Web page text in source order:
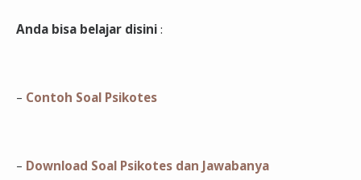
Anda bisa belajar disini:
– Contoh Soal Psikotes
– Download Soal Psikotes dan Jawabanya